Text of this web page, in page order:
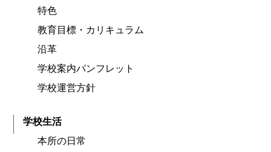
特色
教育目標・カリキュラム
沿革
学校案内パンフレット
学校運営方針
学校生活
本所の日常